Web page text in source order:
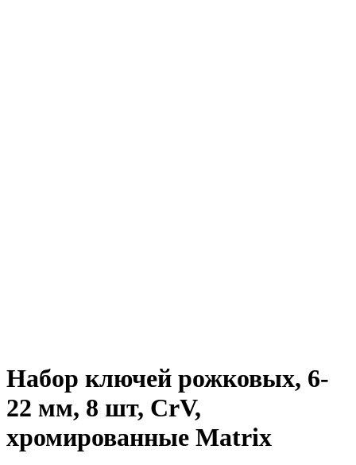
Набор ключей рожковых, 6-
22 мм, 8 шт, CrV,
хромированные Matrix